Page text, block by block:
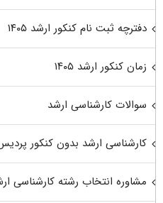
دفترچه ثبت نام کنکور ارشد ۱۴۰۵
زمان کنکور ارشد ۱۴۰۵
سوالات کارشناسی ارشد
کارشناسی ارشد بدون کنکور
مشاوره انتخاب رشته کارشناسی